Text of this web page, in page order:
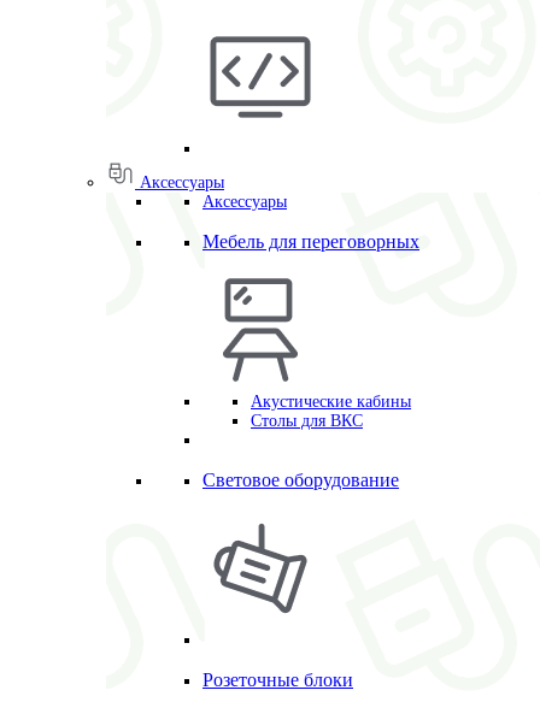
Аксессуары
Аксессуары
Мебель для переговорных
Акустические кабины
Столы для ВКС
Световое оборудование
Розеточные блоки